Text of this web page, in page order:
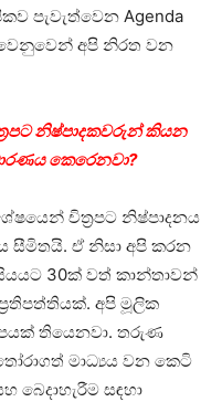
පැවැත්වෙන Agenda
වෙනුවෙන් අපි නිරත වන
නිෂ්පාදකවරුන් කියන
කෙරෙනවා?
චිත්‍රපට නිෂ්පාදනය
සීමිතයි. ඒ නිසා අපි කරන
30ක් වත් කාන්තාවන්
අපි මූලික
තියෙනවා. තරුණ
මාධ්‍යය වන කෙටි
බෙදාහැරීම සඳහා